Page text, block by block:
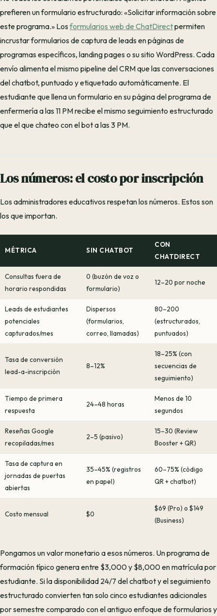
prefieren un formulario estructurado: «Solicitar información sobre
este programa.» Losformularios web de ChatDirectpermiten
incrustar formularios de captura de leads en páginas de
programas específicos, landing pages o su sitio WordPress. Cada
envío alimenta el mismo pipeline del CRM que las conversaciones
del chatbot, puntuado y etiquetado automáticamente. El
estudiante que llena un formulario en su página del programa de
enfermería a las 11 PM recibe el mismo seguimiento estructurado
que el que chateo con el bot a las 3 PM.
Los números: el costo por inscripción
Los administradores educativos respetan los números. Estos son
los que importan.
MÉTRICA SIN CHATBOT
CON
CHATDIRECT
Consultas fuera de
horario respondidas
0 (buzón de voz o
formulario)
12–20 por noche
Leads de estudiantes
potenciales
capturados/mes
Dispersos
(formularios,
correo, llamadas)
80–200
(estructurados,
puntuados)
Tasa de conversión
lead-a-inscripción
8–12%
18–25% (con
secuencias de
seguimiento)
Tiempo de primera
respuesta
24–48 horas
Menos de 10
segundos
Reseñas Google
recopiladas/mes
2–5 (pasivo)
15–30 (Review
Booster + QR)
Tasa de captura en
jornadas de puertas
abiertas
35–45% (registros
en papel)
60–75% (código
QR + chatbot)
Costo mensual $0
$69 (Pro) o $149
(Business)
Pongamos un valor monetario a esos números. Un programa de
formación típico genera entre $3,000 y $8,000 en matrícula por
estudiante. Si la disponibilidad 24/7 del chatbot y el seguimiento
estructurado convierten tan solo cinco estudiantes adicionales
por semestre comparado con el antiguo enfoque de formularios y